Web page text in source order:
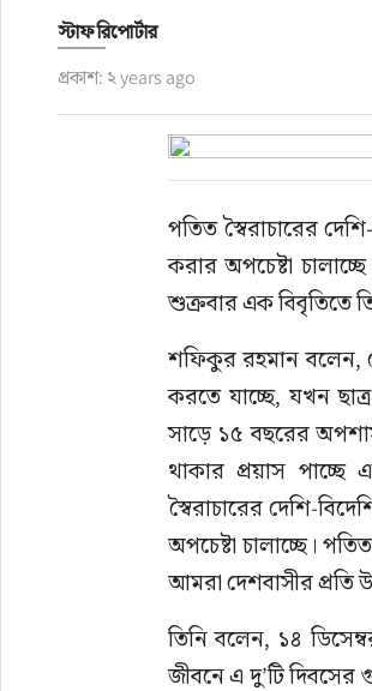
রাজনীতি
নির্বাচন
স্টাফ রিপোর্টার
প্রকাশ: ২ years ago
পতিত স্বৈরাচারের
করার অপচেষ্টা
শুক্রবার এক বিবৃতিতে
শফিকুর রহমান বলেন,
করতে যাচ্ছে, যখন
সাড়ে ১৫ বছরের
থাকার প্রয়াস পাচ্ছে
স্বৈরাচারের দেশি-
অপচেষ্টা চালাচ্ছে।
আমরা দেশবাসীর প্রতি
তিনি বলেন, ১৪
জীবনে এ দু’টি দিবসের